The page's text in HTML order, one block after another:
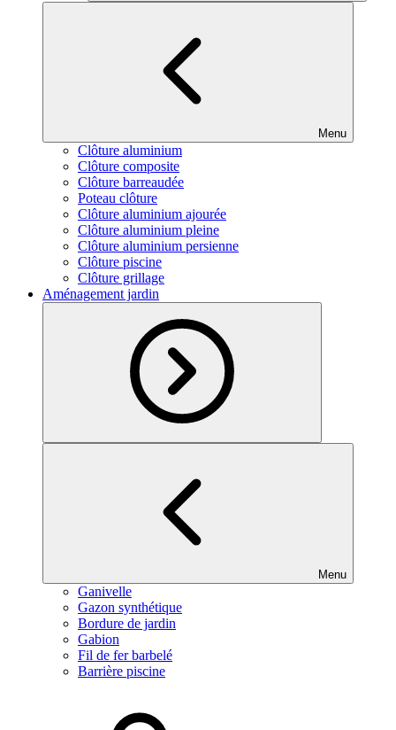
Menu
Clôture aluminium
Clôture composite
Clôture barreaudée
Poteau clôture
Clôture aluminium ajourée
Clôture aluminium pleine
Clôture aluminium persienne
Clôture piscine
Clôture grillage
Aménagement jardin
Menu
Ganivelle
Gazon synthétique
Bordure de jardin
Gabion
Fil de fer barbelé
Barrière piscine